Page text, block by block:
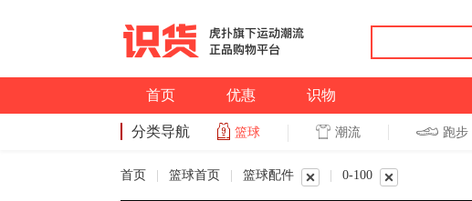
首页 优惠 识物
分类导航 篮球 潮流 跑步
首页 篮球首页 篮球配件 0-100